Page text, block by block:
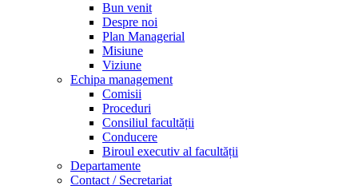
Bun venit
Despre noi
Plan Managerial
Misiune
Viziune
Echipa management
Comisii
Proceduri
Consiliul facultății
Conducere
Biroul executiv al facultății
Departamente
Contact / Secretariat